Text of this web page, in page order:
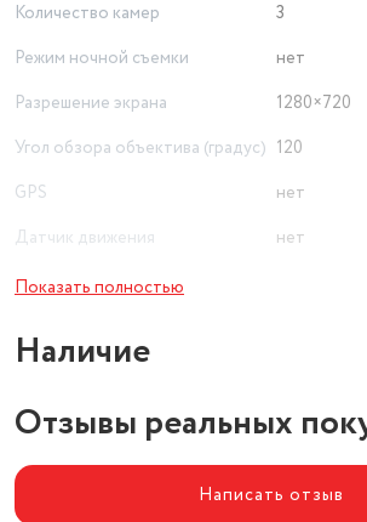
Количество камер
3
Режим ночной съемки
нет
Разрешение экрана
1280×720
Угол обзора объектива (градус) 120
GPS
нет
Датчик движения
нет
Дисплей
Показать полностью
Наличие
Отзывы реальных
Написать отзыв